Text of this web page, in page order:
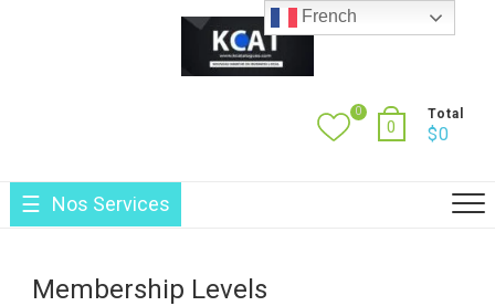
0
0
Total
$0
Nos Services
Membership Levels
French